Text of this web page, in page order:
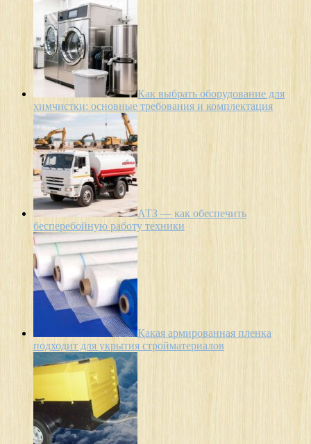
Как выбрать оборудование для
химчистки: основные требования и комплектация
АТЗ — как обеспечить
бесперебойную работу техники
Какая армированная пленка
подходит для укрытия стройматериалов